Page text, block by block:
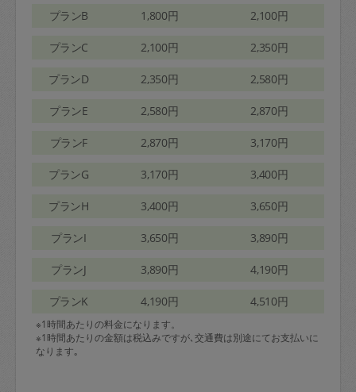
プランB 1,800円 2,100円
プランC 2,100円 2,350円
プランD 2,350円 2,580円
プランE 2,580円 2,870円
プランF 2,870円 3,170円
プランG 3,170円 3,400円
プランH 3,400円 3,650円
プランI 3,650円 3,890円
プランJ 3,890円 4,190円
プランK 4,190円 4,510円
※1時間あたりの料金になります。
※1時間あたりの金額は税込みですが､交通費は別途にてお支払いに
なります｡